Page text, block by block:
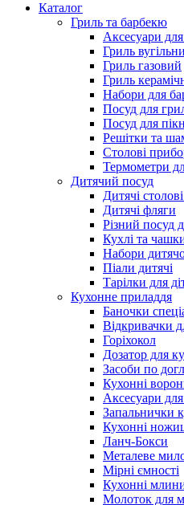
Каталог
Гриль та барбекю
Аксесуари
Гриль
Гриль газовий
Гриль
Набори для
Посуд для
Посуд для
Решітки та
Столові
Термометри
Дитячий посуд
Дитячі
Дитячі фляги
Різний посуд
Кухлі та
Набори
Піали дитячі
Тарілки для
Кухонне приладдя
Баночки
Відкривачки
Горіхокол
Дозатор для
Засоби по
Кухонні
Аксесуари для
Запальнички
Кухонні
Ланч-Бокси
Металеве
Мірні ємності
Кухонні
Молоток для